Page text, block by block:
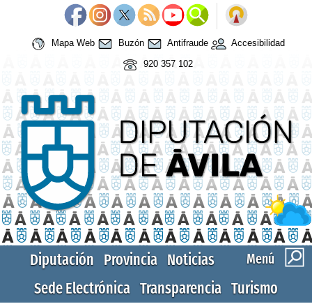
Mapa Web Buzón Antifraude
Accesibilidad
920 357 102
Menú
Diputación Provincia Noticias
Sede Electrónica Transparencia Turismo